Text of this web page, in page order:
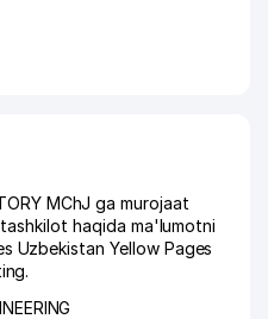
MChJ ga murojaat
haqida ma'lumotni
Uzbekistan Yellow Pages